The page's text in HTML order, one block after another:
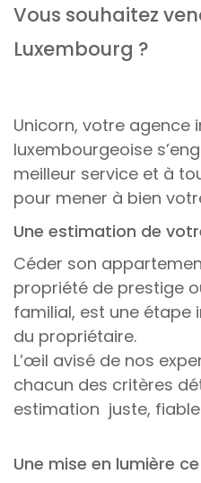
Vous souhaitez
Luxembourg ?
Unicorn, votre agence
luxembourgeoise
meilleur service et à
pour mener à bien
Une estimation de
Céder son
propriété de prestige
familial, est une étape
du propriétaire.
L’œil avisé de nos
chacun des critères
estimation juste,
Une mise en lumière